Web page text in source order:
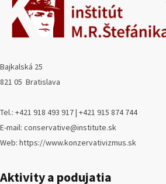
Bajkalská 25
821 05 Bratislava
Tel.: +421 918 493 917 | +421 915 874 744
E-mail: conservative@institute.sk
Web: https://www.konzervativizmus.sk
Aktivity a podujatia